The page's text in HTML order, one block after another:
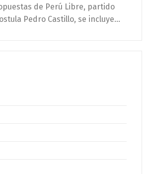
de Perú Libre, partido
Pedro Castillo, se incluye...